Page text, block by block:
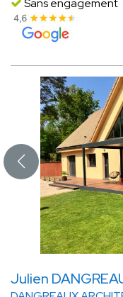
Sans engagement
Julien